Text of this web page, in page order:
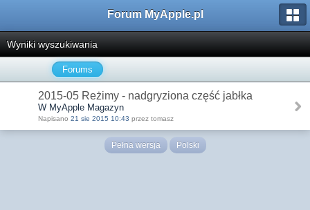
Forum MyApple.pl
Wyniki wyszukiwania
Forums
2015-05 Reżimy - nadgryziona część jabłka
W MyApple Magazyn
Napisano 21 sie 2015 10:43 przez tomasz
Pełna wersja Polski